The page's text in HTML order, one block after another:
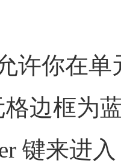
许你在
边框为
键来进